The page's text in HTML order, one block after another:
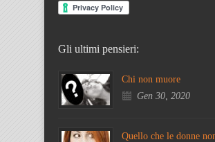
Gli ultimi pensieri:
Chi non muore
Gen 30, 2020
Quello che le donne